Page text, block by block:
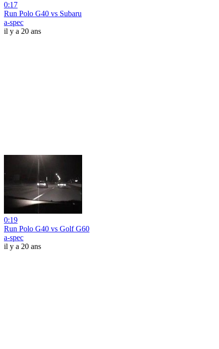
0:17
Run Polo G40 vs Subaru
a-spec
il y a 20 ans
0:19
Run Polo G40 vs Golf G60
a-spec
il y a 20 ans